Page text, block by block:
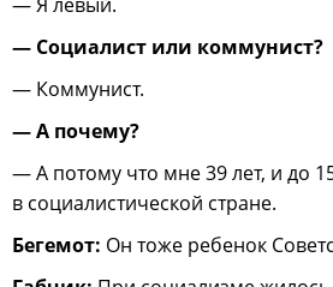
— Социалист или коммунист?
— Коммунист.
— А почему?
— А потому что мне 39 лет, и до
в социалистической стране.
Бегемот: Он тоже ребенок